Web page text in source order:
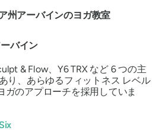
州アーバインのヨガ教室
バイン
& Flow、Y6 TRX など 6 つの主
り、あらゆるフィットネス レベル
ガのアプローチを採用していま